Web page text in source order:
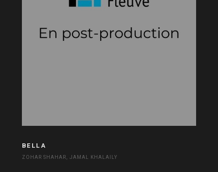
BELLA
ZOHAR SHAHAR, JAMAL KHALAILY